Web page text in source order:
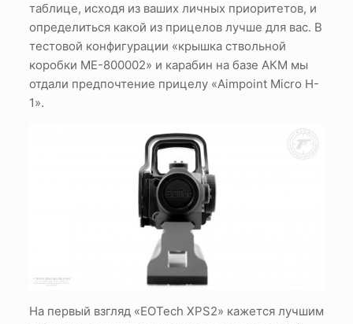
таблице, исходя из ваших личных приоритетов, и
определиться какой из прицелов лучше для вас. В
тестовой конфигурации «крышка ствольной
коробки МЕ-800002» и карабин на базе АКМ мы
отдали предпочтение прицелу «Aimpoint Micro H-
1».
На первый взгляд «EOTech XPS2» кажется лучшим